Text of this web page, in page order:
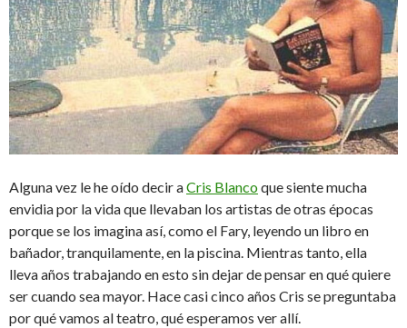
Alguna vez le he oído decir aCris Blancoque siente mucha
envidia por la vida que llevaban los artistas de otras épocas
porque se los imagina así, como el Fary, leyendo un libro en
bañador, tranquilamente, en la piscina. Mientras tanto, ella
lleva años trabajando en esto sin dejar de pensar en qué quiere
ser cuando sea mayor. Hace casi cinco años Cris se preguntaba
por qué vamos al teatro, qué esperamos ver allí.